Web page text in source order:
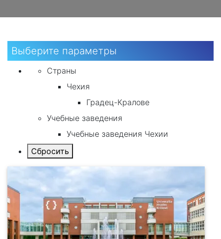
Выберите параметры
Страны
Чехия
Градец-Кралове
Учебные заведения
Учебные заведения Чехии